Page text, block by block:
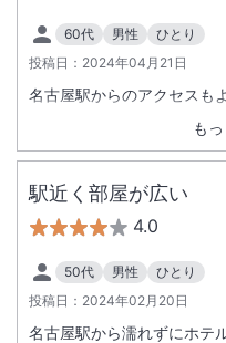
60代 男性
ひとり
投稿日： 2024年04月21日
も
名古屋駅からのアクセスも
駅近く部屋が広い
4.0
50代 男性
ひとり
投稿日： 2024年02月20日
名古屋駅から濡れずにホテ